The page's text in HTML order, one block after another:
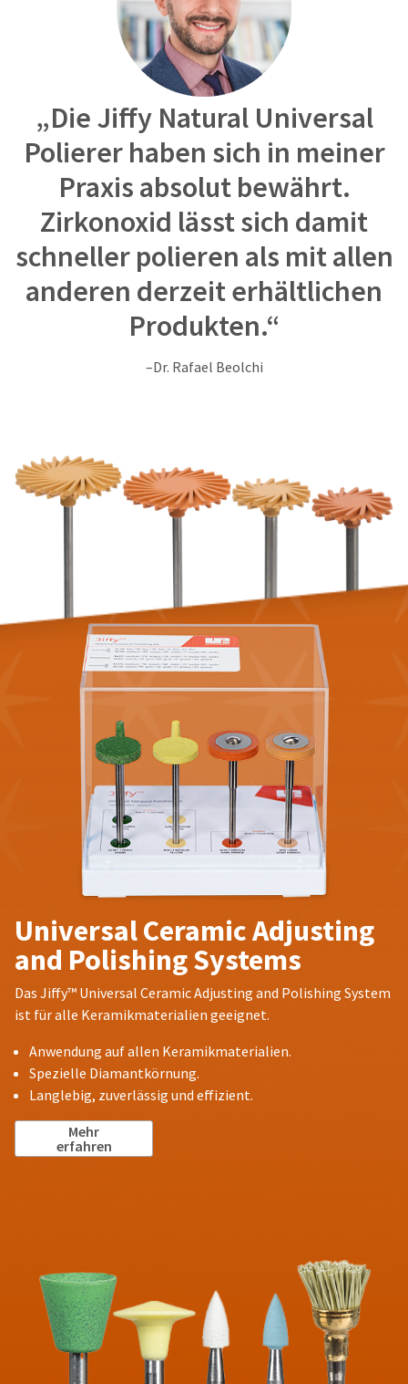
„Die Jiffy Natural Universal
Polierer haben sich in meiner
Praxis absolut bewährt.
Zirkonoxid lässt sich damit
schneller polieren als mit allen
anderen derzeit erhältlichen
Produkten.“
–Dr. Rafael Beolchi
Universal Ceramic Adjusting
and Polishing Systems
Das Jiffy™ Universal Ceramic Adjusting and Polishing System
ist für alle Keramikmaterialien geeignet.
Anwendung auf allen Keramikmaterialien.
Spezielle Diamantkörnung.
Langlebig, zuverlässig und effizient.
Mehr
erfahren
backordered
status.
952648
Louis,
MO